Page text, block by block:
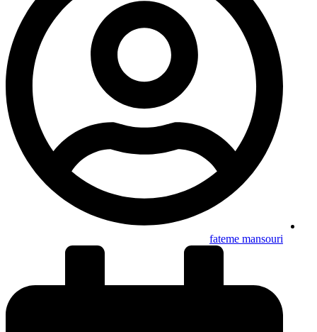
fateme mansouri